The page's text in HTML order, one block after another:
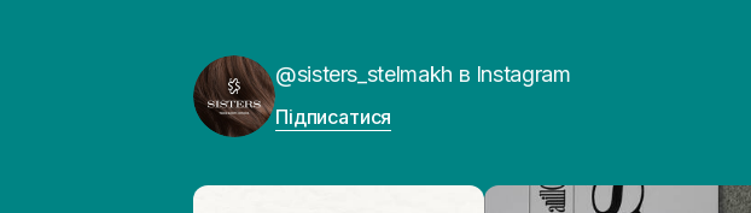
@sisters_stelmakh в Instagram
Підписатися